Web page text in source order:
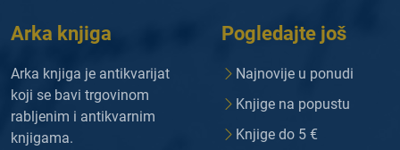
Arka knjiga
Arka knjiga je antikvarijat
koji se bavi trgovinom
rabljenim i antikvarnim
knjigama.
Pogledajte još
Najnovije u ponudi
Knjige na popustu
Knjige do 5 €